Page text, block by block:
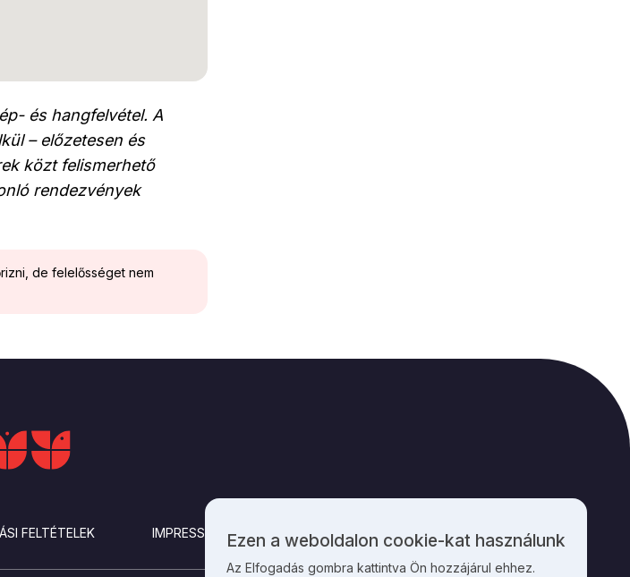
és hangfelvétel. A
– előzetesen és
közt felismerhető
rendezvények
de felelősséget nem
FELTÉTELEK IMPRESSZUM KAPCSOLAT
Személyes
adatok
Ezen a weboldalon cookie-kat használunk
Az Elfogadás gombra kattintva Ön hozzájárul ehhez.